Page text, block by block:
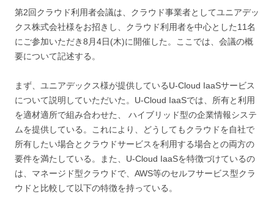
第2回クラウド利用者会議は、クラウド事業者としてユニアデッ
クス株式会社様をお招きし、クラウド利用者を中心とした11名
にご参加いただき8月4日(木)に開催した。ここでは、会議の概
要について記述する。
まず、ユニアデックス様が提供しているU-Cloud IaaSサービス
について説明していただいた。U-Cloud IaaSでは、所有と利用
を適材適所で組み合わせた、 ハイブリッド型の企業情報システ
ムを提供している。これにより、どうしてもクラウドを自社で
所有したい場合とクラウドサービスを利用する場合との両方の
要件を満たしている。また、U-Cloud IaaSを特徴づけているの
は、マネージド型クラウドで、AWS等のセルフサービス型クラ
ウドと比較して以下の特徴を持っている。